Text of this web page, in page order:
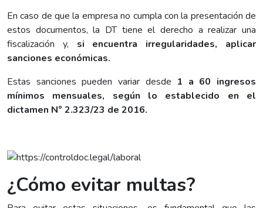
En caso de que la empresa no cumpla con la presentación de
estos documentos, la DT tiene el derecho a realizar una
fiscalización y, si encuentra irregularidades, aplicar
sanciones económicas.
Estas sanciones pueden variar desde 1 a 60 ingresos
mínimos mensuales, según lo establecido en el
dictamen N° 2.323/23 de 2016.
¿Cómo evitar multas?